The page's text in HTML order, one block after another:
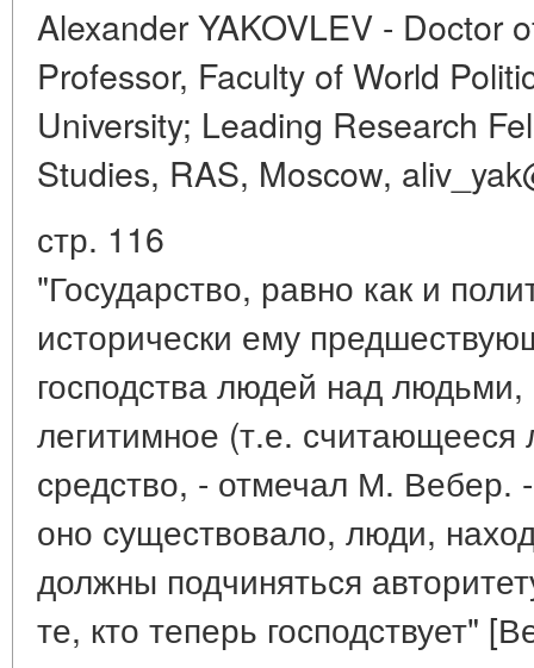
Alexander YAKOVLEV - Doctor
Professor, Faculty of World
University; Leading Research
Studies, RAS, Moscow,
стр. 116
"Государство, равно как и
исторически ему
господства людей над
легитимное (т.е. считающееся
средство, - отмечал М. Вебер.
оно существовало, люди,
должны подчиняться
те, кто теперь господствует"